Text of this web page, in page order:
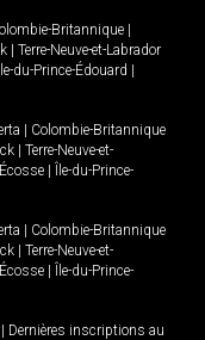
Britannique
Terre-Neuve-et-Labrador
Île-du-Prince-Édouard
Colombie-Britannique
Terre-Neuve-et-
Île-du-Prince-
Colombie-Britannique
Terre-Neuve-et-
Île-du-Prince-
Dernières inscriptions au